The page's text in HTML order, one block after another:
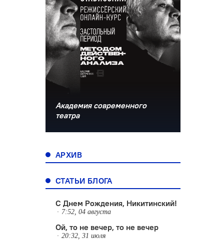
Академия современного
театра
АРХИВ
СТАТЬИ БЛОГА
С Днем Рождения, Никитинский!
7:52, 04 августа
Ой, то не вечер, то не вечер
20:32, 31 июля